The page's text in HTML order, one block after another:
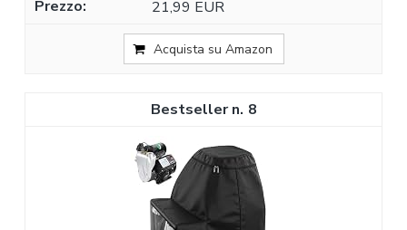
21,99 EUR
Acquista su Amazon
8